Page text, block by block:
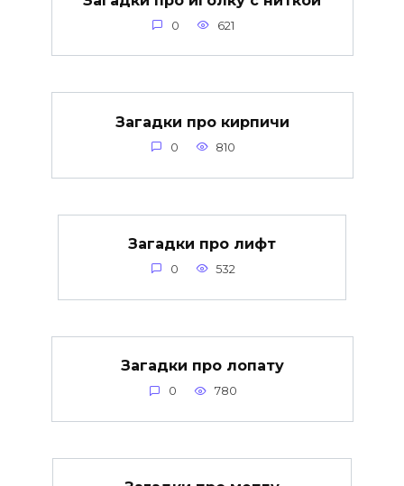
0 621
Загадки про кирпичи
0 810
Загадки про лифт
0 532
Загадки про лопату
0 780